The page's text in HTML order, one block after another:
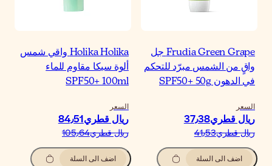
Holika Holika واقي شمس
ألوة سيكا مقاوم للماء
SPF50+ 100ml
السعر
ريال قطري‏84٫51
ريال قطري‏105٫64
اضف الى السلة